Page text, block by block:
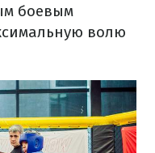
боевым
волю